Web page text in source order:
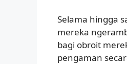
Selama hingga
mereka
bagi obroit
pengaman